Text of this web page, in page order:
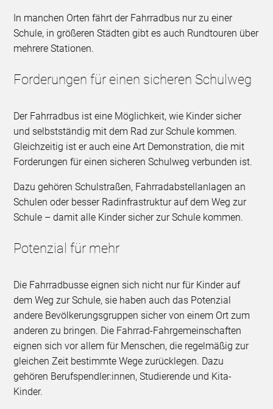
In manchen Orten fährt der Fahrradbus nur zu einer
Schule, in größeren Städten gibt es auch Rundtouren über
mehrere Stationen.
Forderungen für einen sicheren Schulweg
Der Fahrradbus ist eine Möglichkeit, wie Kinder sicher
und selbstständig mit dem Rad zur Schule kommen.
Gleichzeitig ist er auch eine Art Demonstration, die mit
Forderungen für einen sicheren Schulweg verbunden ist.
Dazu gehören Schulstraßen, Fahrradabstellanlagen an
Schulen oder besser Radinfrastruktur auf dem Weg zur
Schule – damit alle Kinder sicher zur Schule kommen.
Potenzial für mehr
Die Fahrradbusse eignen sich nicht nur für Kinder auf
dem Weg zur Schule, sie haben auch das Potenzial
andere Bevölkerungsgruppen sicher von einem Ort zum
anderen zu bringen. Die Fahrrad-Fahrgemeinschaften
eignen sich vor allem für Menschen, die regelmäßig zur
gleichen Zeit bestimmte Wege zurücklegen. Dazu
gehören Berufspendler:innen, Studierende und Kita-
Kinder.